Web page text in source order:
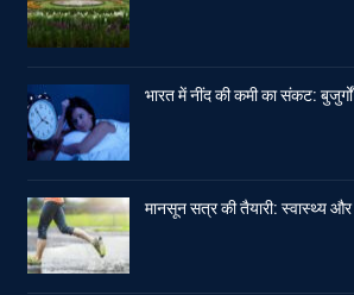
भारत में नींद की कमी का संकट:
मानसून सत्र की तैयारी: स्वास्थ्य और